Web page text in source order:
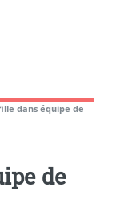
dans équipe de
de